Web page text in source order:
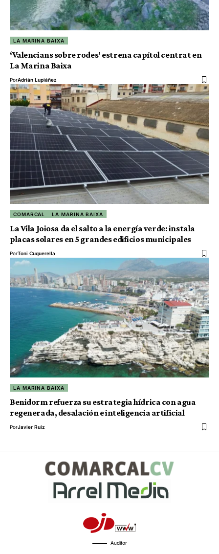
LA MARINA BAIXA
‘Valencians sobre rodes’ estrena capítol centrat en
La Marina Baixa
PorAdrián Lupiáñez
COMARCAL LA MARINA BAIXA
La Vila Joiosa da el salto a la energía verde: instala
placas solares en 5 grandes edificios municipales
PorToni Cuquerella
LA MARINA BAIXA
Benidorm refuerza su estrategia hídrica con agua
regenerada, desalación e inteligencia artificial
PorJavier Ruiz
Auditor